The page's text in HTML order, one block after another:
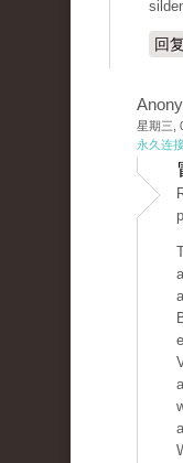
回复
星期三,
永久连